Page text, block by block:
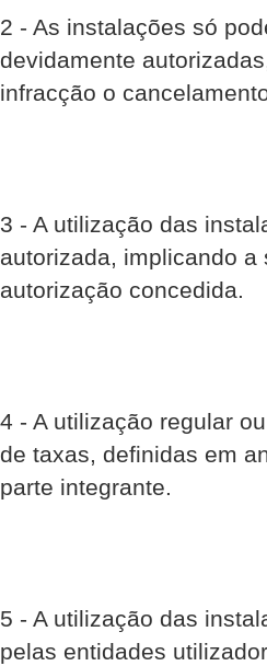
2 - As instalações só
devidamente
infracção o
3 - A utilização das
autorizada, implicando
autorização concedida.
4 - A utilização regular
de taxas, definidas em
parte integrante.
5 - A utilização das
pelas entidades